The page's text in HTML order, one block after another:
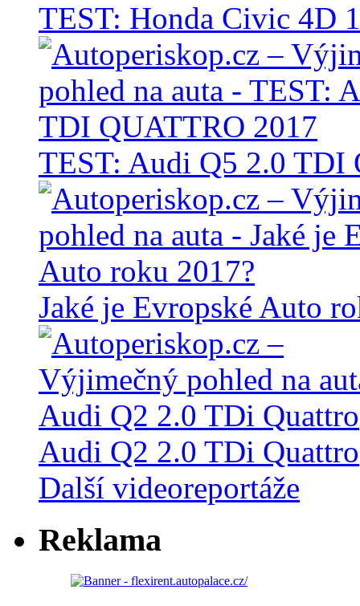
TEST: Honda Civic 4D
TEST: Audi Q5 2.0 TDI
Jaké je Evropské Auto
Audi Q2 2.0 TDi Quattro
Další videoreportáže
Reklama